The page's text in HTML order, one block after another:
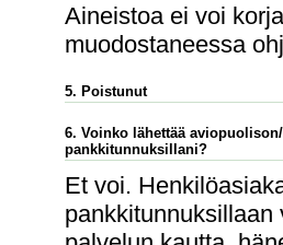
Aineistoa ei voi
muodostaneessa
5. Poistunut
6. Voinko lähettää
pankkitunnuksillani?
Et voi.